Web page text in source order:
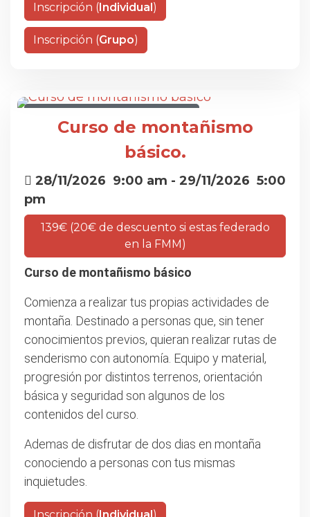
Inscripción (Individual)
Inscripción (Grupo)
Curso de montañismo
básico.
28/11/2026 9:00 am - 29/11/2026 5:00
pm
139€ (20€ de descuento si estas federado
en la FMM)
Curso de montañismo básico
Comienza a realizar tus propias actividades de
montaña. Destinado a personas que, sin tener
conocimientos previos, quieran realizar rutas de
senderismo con autonomía. Equipo y material,
progresión por distintos terrenos, orientación
básica y seguridad son algunos de los
contenidos del curso.
Ademas de disfrutar de dos dias en montaña
conociendo a personas con tus mismas
inquietudes.